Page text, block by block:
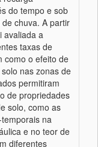
do tempo e sob
chuva. A partir
avaliada a
taxas de
como o efeito de
nas zonas de
permitiram
de propriedades
solo, como as
na
e no teor de
diferentes